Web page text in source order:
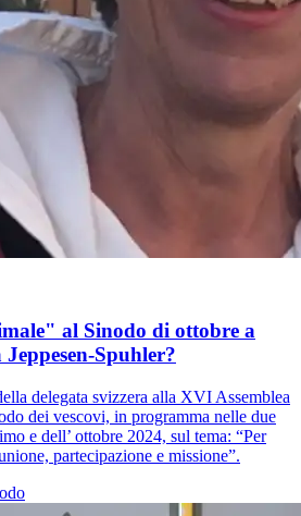
al Sinodo di ottobre a
Spuhler?
delegata svizzera alla XVI Assemblea
dei vescovi, in programma nelle due
e dell’ ottobre 2024, sul tema: “Per
partecipazione e missione”.